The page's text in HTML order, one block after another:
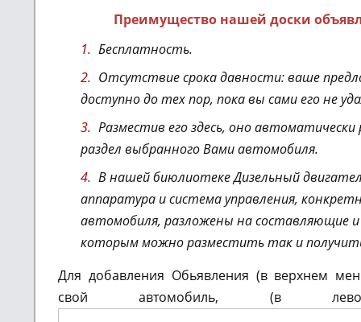
Преимущество нашей доски
Бесплатность.
Отсутствие срока давности: ваше
доступно до тех пор, пока вы сами его не
Разместив его здесь, оно
раздел выбранного Вами автомобиля.
В нашей биюлиотеке Дизельный
аппаратура и система управления,
автомобиля, разложены на составляющие
которым можно разместить так и
Для добавления Обьявления (в верхнем
свой автомобиль, (в